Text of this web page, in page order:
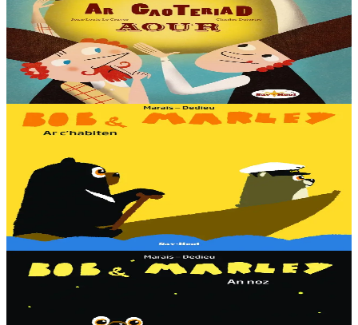
Ar gaoteriad aour
En ur gêriadenn eus Rusia e oa daou vreur o chom. Boris, ar breur
henañ, a oa paotr fin, met Yakov a oa berr e spered. Un deiz o doa
kavet un teñzor. Ha neuze…
Er stok
13,00 €
3 bloaz hag ouzhpenn
Sav-heol
Bob & Marley - Ar c'habiten
Bob en deus c'hoant da gaout ur vag. Met penaos bezañ kabiten ?
Dougen bri d'ar vignoniezh gant fent ha teneridigezh eo pal an
dastumad-mañ.
Er stok7,00 €
Sav-heol
Bob & Marley - An noz